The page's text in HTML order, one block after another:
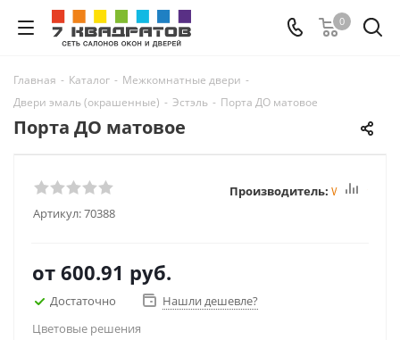
0
Главная - Каталог - Межкомнатные двери -
Двери эмаль (окрашенные) - Эстэль - Порта ДО матовое
Порта ДО матовое
Артикул:70388
Производитель: Winter
от 600.91 руб.
Достаточно
Нашли дешевле?
Цветовые решения